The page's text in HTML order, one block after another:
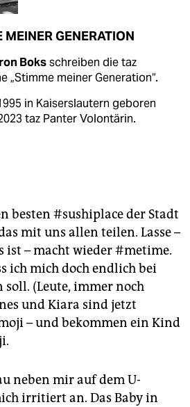
GENERATION
Boksschreiben die taz
„Stimme meiner Generation“.
in Kaiserslautern geboren
taz Panter Volontärin.
besten #sushiplace der Stadt
mit uns allen teilen. Lasse –
ist – macht wieder #metime.
ich mich doch endlich bei
soll. (Leute, immer noch
und Kiara sind jetzt
– und bekommen ein Kind
neben mir auf dem U-
irritiert an. Das Baby in